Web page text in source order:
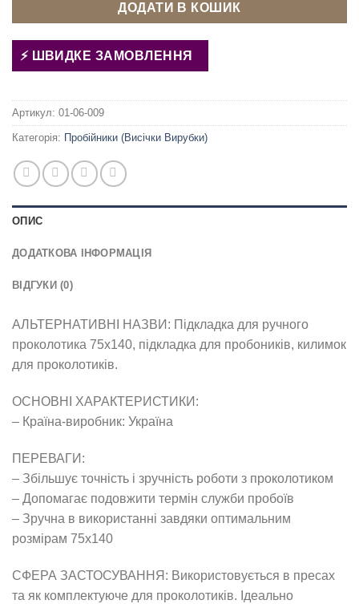
ДОДАТИ В КОШИК
ШВИДКЕ ЗАМОВЛЕННЯ
Артикул: 01-06-009
Категорія: Пробійники (Висічки Вирубки)
ОПИС
ДОДАТКОВА ІНФОРМАЦІЯ
ВІДГУКИ (0)
АЛЬТЕРНАТИВНІ НАЗВИ: Підкладка для ручного
проколотика 75х140, підкладка для пробоників, килимок
для проколотиків.
ОСНОВНІ ХАРАКТЕРИСТИКИ:
– Країна-виробник: Україна
ПЕРЕВАГИ:
– Збільшує точність і зручність роботи з проколотиком
– Допомагає подовжити термін служби пробоїв
– Зручна в використанні завдяки оптимальним
розмірам 75х140
СФЕРА ЗАСТОСУВАННЯ: Використовується в пресах
та як комплектуюче для проколотиків. Ідеально